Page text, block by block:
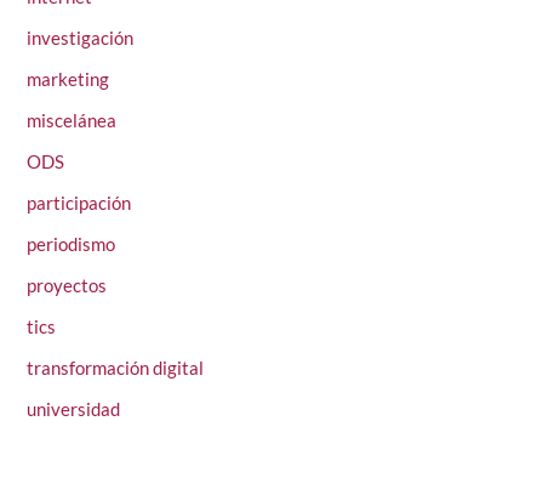
investigación
marketing
miscelánea
ODS
participación
periodismo
proyectos
tics
transformación digital
universidad